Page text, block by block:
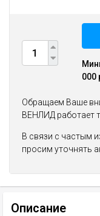
000
Обращаем Ваше
ВЕНЛИД работает
В связи с частым
просим уточнять
Описание